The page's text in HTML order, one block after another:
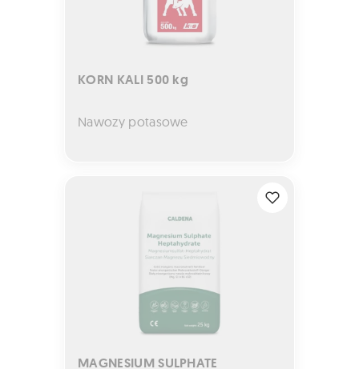
KORN KALI 500 kg
Nawozy potasowe
MAGNESIUM SULPHATE